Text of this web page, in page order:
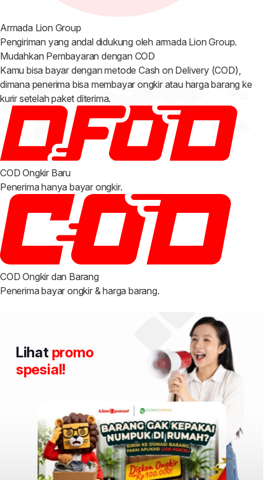
Armada Lion Group
Pengiriman yang andal didukung oleh armada Lion Group.
Mudahkan Pembayaran dengan COD
Kamu bisa bayar dengan metode Cash on Delivery (COD),
dimana penerima bisa membayar ongkir atau harga barang ke
kurir setelah paket diterima.
COD Ongkir Baru
Penerima hanya bayar ongkir.
COD Ongkir dan Barang
Penerima bayar ongkir & harga barang.
Lihat promo
spesial!